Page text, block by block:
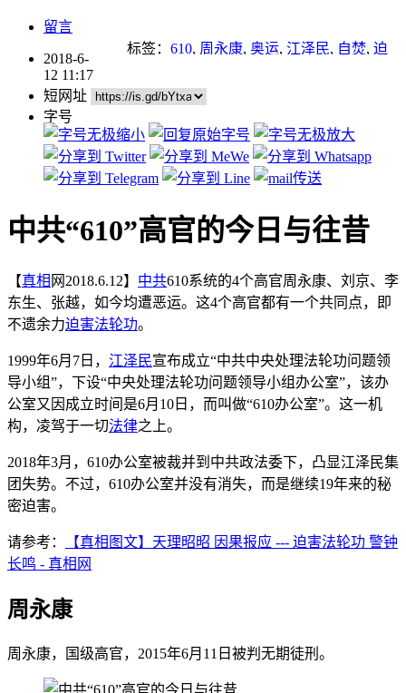
留言
标签： 610, 周永康, 奥运, 江泽民, 自焚, 迫
2018-6-
12 11:17
短网址
字号
中共“610”高官的今日与往昔
【真相 网2018.6.12】 中共610系统的4个高官周永康、刘京、李
东生、张越，如今均遭恶运。这4个高官都有一个共同点，即
不遗余力迫害法轮功。
1999年6月7日， 江泽民宣布成立“中共中央处理法轮功问题领
导小组”，下设“中央处理法轮功问题领导小组办公室”，该办
公室又因成立时间是6月10日，而叫做“610办公室”。这一机
构，凌驾于一切法律之上。
2018年3月，610办公室被裁并到中共政法委下，凸显江泽民集
团失势。不过，610办公室并没有消失，而是继续19年来的秘
密迫害。
请参考：
【真相图文】天理昭昭 因果报应 --- 迫害法轮功 警钟
长鸣 - 真相网
周永康
周永康，国级高官，2015年6月11日被判无期徒刑。